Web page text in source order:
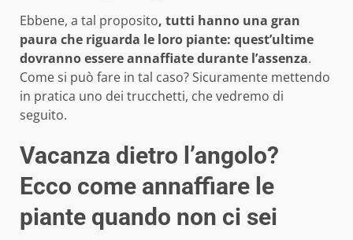
Ebbene, a tal proposito, tutti hanno una gran
paura che riguarda le loro piante: quest’ultime
dovranno essere annaffiate durante l’assenza.
Come si può fare in tal caso? Sicuramente mettendo
in pratica uno dei trucchetti, che vedremo di
seguito.
Vacanza dietro l’angolo?
Ecco come annaffiare le
piante quando non ci sei